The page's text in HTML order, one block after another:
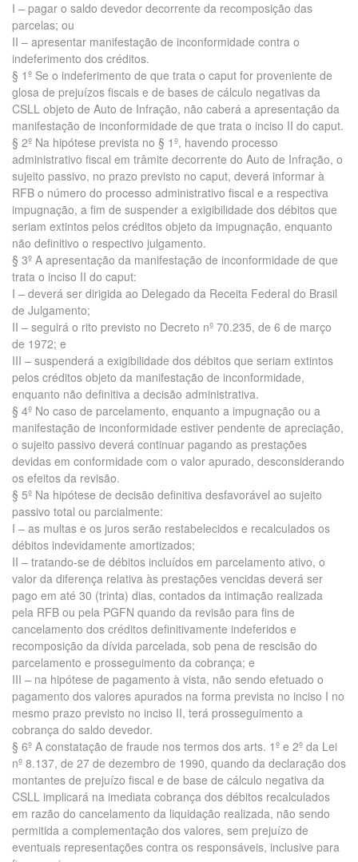
I – pagar o saldo devedor decorrente da recomposição das
parcelas; ou
II – apresentar manifestação de inconformidade contra o
indeferimento dos créditos.
§ 1º Se o indeferimento de que trata o caput for proveniente de
glosa de prejuízos fiscais e de bases de cálculo negativas da
CSLL objeto de Auto de Infração, não caberá a apresentação da
manifestação de inconformidade de que trata o inciso II do caput.
§ 2º Na hipótese prevista no § 1º, havendo processo
administrativo fiscal em trâmite decorrente do Auto de Infração, o
sujeito passivo, no prazo previsto no caput, deverá informar à
RFB o número do processo administrativo fiscal e a respectiva
impugnação, a fim de suspender a exigibilidade dos débitos que
seriam extintos pelos créditos objeto da impugnação, enquanto
não definitivo o respectivo julgamento.
§ 3º A apresentação da manifestação de inconformidade de que
trata o inciso II do caput:
I – deverá ser dirigida ao Delegado da Receita Federal do Brasil
de Julgamento;
II – seguirá o rito previsto no Decreto nº 70.235, de 6 de março
de 1972; e
III – suspenderá a exigibilidade dos débitos que seriam extintos
pelos créditos objeto da manifestação de inconformidade,
enquanto não definitiva a decisão administrativa.
§ 4º No caso de parcelamento, enquanto a impugnação ou a
manifestação de inconformidade estiver pendente de apreciação,
o sujeito passivo deverá continuar pagando as prestações
devidas em conformidade com o valor apurado, desconsiderando
os efeitos da revisão.
§ 5º Na hipótese de decisão definitiva desfavorável ao sujeito
passivo total ou parcialmente:
I – as multas e os juros serão restabelecidos e recalculados os
débitos indevidamente amortizados;
II – tratando-se de débitos incluídos em parcelamento ativo, o
valor da diferença relativa às prestações vencidas deverá ser
pago em até 30 (trinta) dias, contados da intimação realizada
pela RFB ou pela PGFN quando da revisão para fins de
cancelamento dos créditos definitivamente indeferidos e
recomposição da dívida parcelada, sob pena de rescisão do
parcelamento e prosseguimento da cobrança; e
III – na hipótese de pagamento à vista, não sendo efetuado o
pagamento dos valores apurados na forma prevista no inciso I no
mesmo prazo previsto no inciso II, terá prosseguimento a
cobrança do saldo devedor.
§ 6º A constatação de fraude nos termos dos arts. 1º e 2º da Lei
nº 8.137, de 27 de dezembro de 1990, quando da declaração dos
montantes de prejuízo fiscal e de base de cálculo negativa da
CSLL implicará na imediata cobrança dos débitos recalculados
em razão do cancelamento da liquidação realizada, não sendo
permitida a complementação dos valores, sem prejuízo de
eventuais representações contra os responsáveis, inclusive para